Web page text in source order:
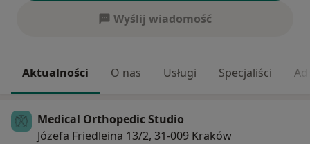
Wyślij wiadomość
Aktualności O nas Usługi Specjaliści
Medical Orthopedic Studio
Józefa Friedleina 13/2, 31-009 Kraków